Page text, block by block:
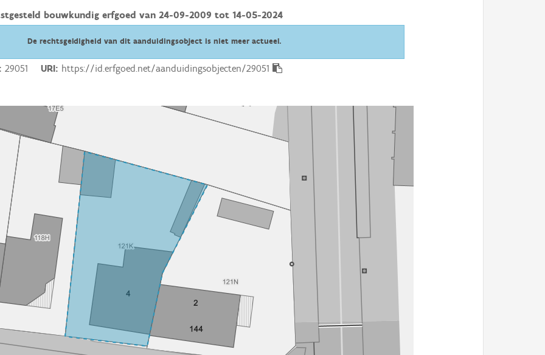
bouwkundig erfgoed van 24-09-2009 tot 14-05-2024
De rechtsgeldigheid van dit aanduidingsobject is niet meer actueel.
29051 URI https://id.erfgoed.net/aanduidingsobjecten/29051